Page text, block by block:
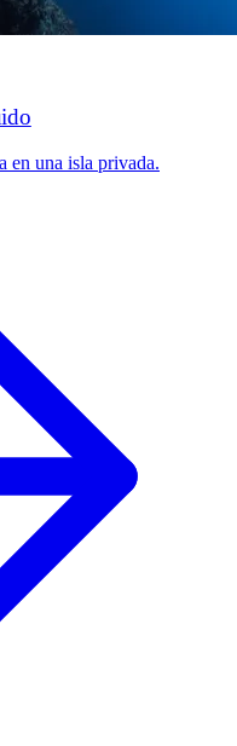
en una isla privada.